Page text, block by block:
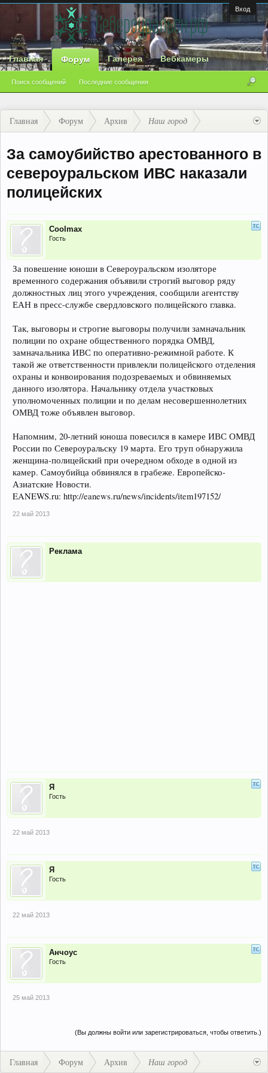
Вход
Главная Форум
Поиск сообщений Последние сообщения
Галерея Вебкамеры
Главная Форум Архив Наш город
За самоубийство арестованного в
североуральском ИВС наказали
полицейских
Coolmax
Гость
За повешение юноши в Североуральском изоляторе
временного содержания объявили строгий выговор ряду
должностных лиц этого учреждения, сообщили агентству
ЕАН в пресс-службе свердловского полицейского главка.
Так, выговоры и строгие выговоры получили замначальник
полиции по охране общественного порядка ОМВД,
замначальника ИВС по оперативно-режимной работе. К
такой же ответственности привлекли полицейского отделения
охраны и конвоирования подозреваемых и обвиняемых
данного изолятора. Начальнику отдела участковых
уполномоченных полиции и по делам несовершеннолетних
ОМВД тоже объявлен выговор.
Напомним, 20-летний юноша повесился в камере ИВС ОМВД
России по Североуральску 19 марта. Его труп обнаружила
женщина-полицейский при очередном обходе в одной из
камер. Самоубийца обвинялся в грабеже. Европейско-
Азиатские Новости.
EANEWS.ru: http://eanews.ru/news/incidents/item197152/
22 май 2013
Реклама
Я
Гость
22 май 2013
Я
Гость
22 май 2013
Анчоус
Гость
25 май 2013
(Вы должны войти или зарегистрироваться, чтобы ответить.)
Главная Форум Архив Наш город